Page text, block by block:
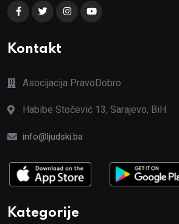
Kontakt
Asocijacija PravoDobro
Habibe Stočević 13, Sarajevo, BiH
info@ljudski.ba
Kategorije